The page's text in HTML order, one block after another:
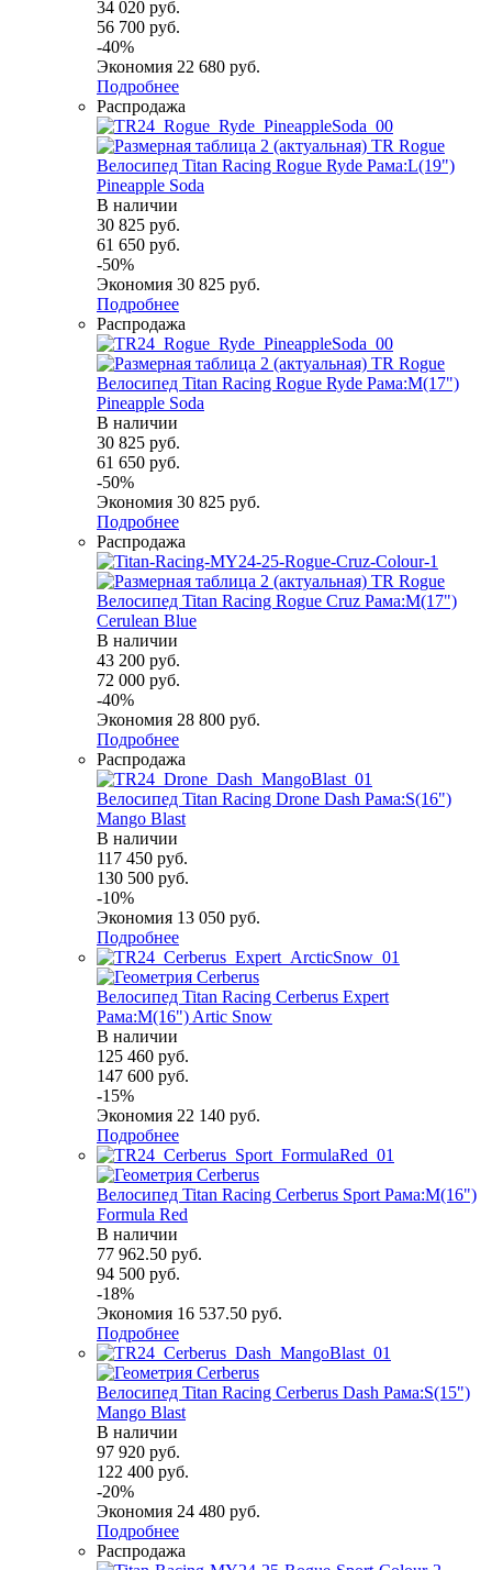
34 020 руб.
56 700 руб.
-40%
Экономия 22 680 руб.
Подробнее
Распродажа
Велосипед Titan Racing Rogue Ryde Рама:L(19")
Pineapple Soda
В наличии
30 825 руб.
61 650 руб.
-50%
Экономия 30 825 руб.
Подробнее
Распродажа
Велосипед Titan Racing Rogue Ryde Рама:M(17")
Pineapple Soda
В наличии
30 825 руб.
61 650 руб.
-50%
Экономия 30 825 руб.
Подробнее
Распродажа
Велосипед Titan Racing Rogue Cruz Рама:M(17")
Cerulean Blue
В наличии
43 200 руб.
72 000 руб.
-40%
Экономия 28 800 руб.
Подробнее
Распродажа
Велосипед Titan Racing Drone Dash Рама:S(16")
Mango Blast
В наличии
117 450 руб.
130 500 руб.
-10%
Экономия 13 050 руб.
Подробнее
Велосипед Titan Racing Cerberus Expert
Рама:M(16") Artic Snow
В наличии
125 460 руб.
147 600 руб.
-15%
Экономия 22 140 руб.
Подробнее
Велосипед Titan Racing Cerberus Sport Рама:M(16")
Formula Red
В наличии
77 962.50 руб.
94 500 руб.
-18%
Экономия 16 537.50 руб.
Подробнее
Велосипед Titan Racing Cerberus Dash Рама:S(15")
Mango Blast
В наличии
97 920 руб.
122 400 руб.
-20%
Экономия 24 480 руб.
Подробнее
Распродажа